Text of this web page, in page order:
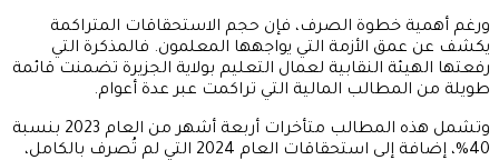
ورغم أهمية خطوة الصرف، فإن حجم الاستحقاقات المتراكمة
يكشف عن عمق الأزمة التي يواجهها المعلمون. فالمذكرة التي
رفعتها الهيئة النقابية لعمال التعليم بولاية الجزيرة تضمنت قائمة
طويلة من المطالب المالية التي تراكمت عبر عدة أعوام.
وتشمل هذه المطالب متأخرات أربعة أشهر من العام 2023 بنسبة
40%، إضافة إلى استحقاقات العام 2024 التي لم تُصرف بالكامل،